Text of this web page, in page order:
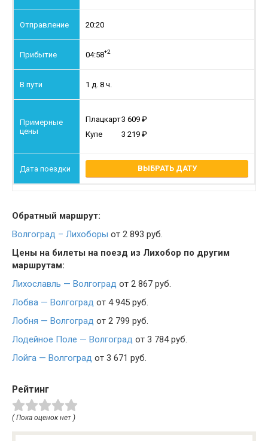
20:20
04:58+2
1 д. 8 ч.
Плацкарт3 609
Купе
3 219
ВЫБРАТЬ ДАТУ
Обратный маршрут:
Волгоград – Лихоборы от 2 893 руб.
Цены на билеты на поезд из Лихобор по другим
маршрутам:
Лихославль — Волгоград от 2 867 руб.
Лобва — Волгоград от 4 945 руб.
Лобня — Волгоград от 2 799 руб.
Лодейное Поле — Волгоград от 3 784 руб.
Лойга — Волгоград от 3 671 руб.
Рейтинг
( Пока оценок нет )